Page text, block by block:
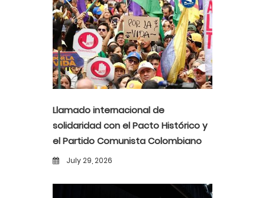
Llamado internacional de
solidaridad con el Pacto Histórico y
el Partido Comunista Colombiano
ante la alerta democrática y la
July 29, 2026